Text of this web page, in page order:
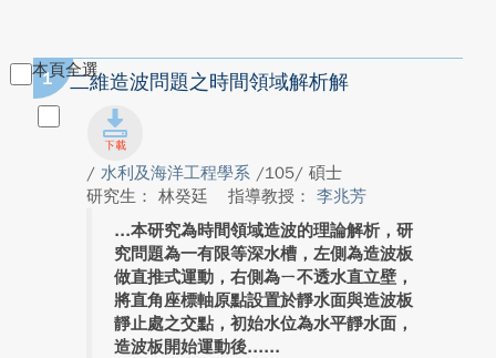
本頁全選
1 二維造波問題之時間領域解析解
/ 水利及海洋工程學系 /105/ 碩士
研究生： 林癸廷
指導教授： 李兆芳
本研究為時間領域造波的理論解析，研
究問題為一有限等深水槽，左側為造波板
做直推式運動，右側為ㄧ不透水直立壁，
將直角座標軸原點設置於靜水面與造波板
靜止處之交點，初始水位為水平靜水面，
造波板開始運動後...